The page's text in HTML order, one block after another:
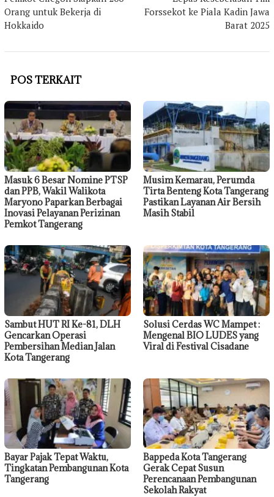
Orang untuk Bekerja di
Hokkaido
Forssekot ke Piala Kadin Jawa
Barat 2025
POS TERKAIT
Masuk 6 Besar Nomine PTSP
dan PPB, Wakil Walikota
Maryono Paparkan Berbagai
Inovasi Pelayanan Perizinan
Pemkot Tangerang
Musim Kemarau, Perumda
Tirta Benteng Kota Tangerang
Pastikan Layanan Air Bersih
Masih Stabil
Sambut HUT RI Ke-81, DLH
Gencarkan Operasi
Pembersihan Median Jalan
Kota Tangerang
Solusi Cerdas WC Mampet :
Mengenal BIO LUDES yang
Viral di Festival Cisadane
Bayar Pajak Tepat Waktu,
Tingkatan Pembangunan Kota
Tangerang
Bappeda Kota Tangerang
Gerak Cepat Susun
Perencanaan Pembangunan
Sekolah Rakyat